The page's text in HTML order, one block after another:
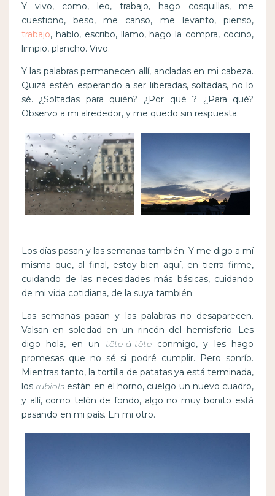
Y vivo, como, leo, trabajo, hago cosquillas, me
cuestiono, beso, me canso, me levanto, pienso,
trabajo, hablo, escribo, llamo, hago la compra, cocino,
limpio, plancho. Vivo.
Y las palabras permanecen allí, ancladas en mi cabeza.
Quizá estén esperando a ser liberadas, soltadas, no lo
sé. ¿Soltadas para quién? ¿Por qué ? ¿Para qué?
Observo a mi alrededor, y me quedo sin respuesta.
Los días pasan y las semanas también. Y me digo a mí
misma que, al final, estoy bien aquí, en tierra firme,
cuidando de las necesidades más básicas, cuidando
de mi vida cotidiana, de la suya también.
Las semanas pasan y las palabras no desaparecen.
Valsan en soledad en un rincón del hemisferio. Les
digo hola, en un tête-à-têteconmigo, y les hago
promesas que no sé si podré cumplir. Pero sonrío.
Mientras tanto, la tortilla de patatas ya está terminada,
los rubiols están en el horno, cuelgo un nuevo cuadro,
y allí, como telón de fondo, algo no muy bonito está
pasando en mi país. En mi otro.